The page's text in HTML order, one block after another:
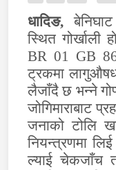
धादिङ,
स्थित गोर्खाली
BR 01 GB
ट्रकमा लागुऔषध
लैजाँदै छ भन्ने
जोगिमाराबाट
जनाको टोलि
नियन्त्रणमा लिई
ल्याई चेकजाँच